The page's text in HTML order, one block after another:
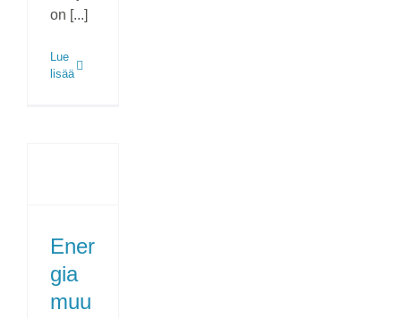
on [...]
Lue
lisää
Ener
gia
muu